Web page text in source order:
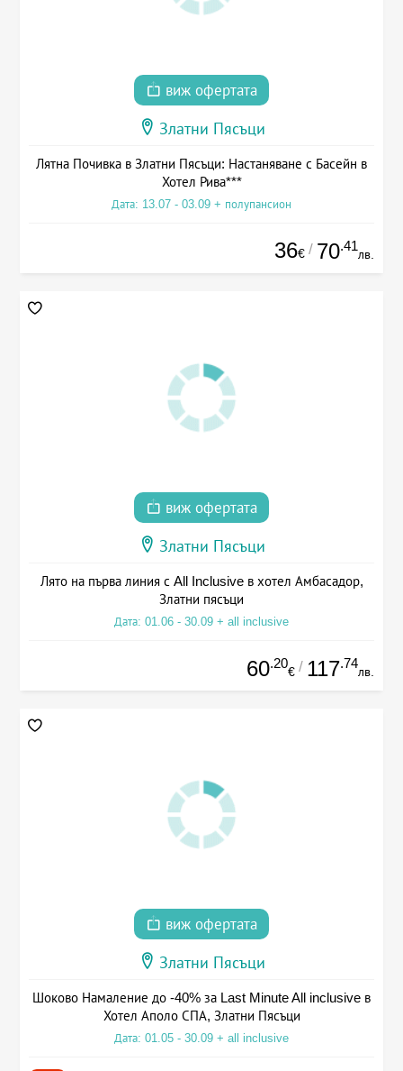
виж офертата
Златни Пясъци
Лятна Почивка в Златни Пясъци: Настаняване с Басейн в
Хотел Рива***
Дата: 13.07 - 03.09 + полупансион
36€ / 70.41
лв.
виж офертата
Златни Пясъци
Лято на първа линия с All Inclusive в хотел Амбасадор,
Златни пясъци
Дата: 01.06 - 30.09 + all inclusive
60.20
€ / 117.74
лв.
виж офертата
Златни Пясъци
Шоково Намаление до -40% за Last Minute All inclusive в
Хотел Аполо СПА, Златни Пясъци
Дата: 01.05 - 30.09 + all inclusive